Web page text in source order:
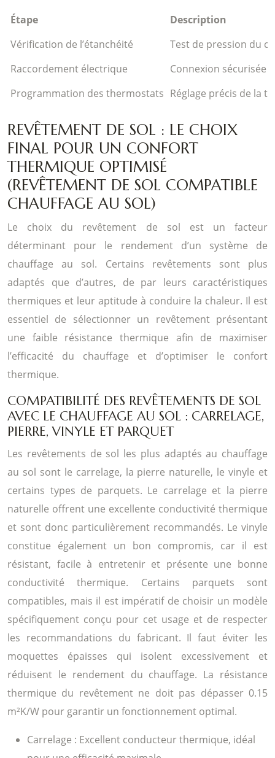
Étape
Description
Vérification de l’étanchéité
Test de pression du
Raccordement électrique
Connexion sécurisée
Programmation des thermostats Réglage précis de la
REVÊTEMENT DE SOL : LE CHOIX
FINAL POUR UN CONFORT
THERMIQUE OPTIMISÉ
(REVÊTEMENT DE SOL COMPATIBLE
CHAUFFAGE AU SOL)
Le choix du revêtement de sol est un facteur
déterminant pour le rendement d’un système de
chauffage au sol. Certains revêtements sont plus
adaptés que d’autres, de par leurs caractéristiques
thermiques et leur aptitude à conduire la chaleur. Il est
essentiel de sélectionner un revêtement présentant
une faible résistance thermique afin de maximiser
l’efficacité du chauffage et d’optimiser le confort
thermique.
COMPATIBILITÉ DES REVÊTEMENTS DE SOL
AVEC LE CHAUFFAGE AU SOL : CARRELAGE,
PIERRE, VINYLE ET PARQUET
Les revêtements de sol les plus adaptés au chauffage
au sol sont le carrelage, la pierre naturelle, le vinyle et
certains types de parquets. Le carrelage et la pierre
naturelle offrent une excellente conductivité thermique
et sont donc particulièrement recommandés. Le vinyle
constitue également un bon compromis, car il est
résistant, facile à entretenir et présente une bonne
conductivité thermique. Certains parquets sont
compatibles, mais il est impératif de choisir un modèle
spécifiquement conçu pour cet usage et de respecter
les recommandations du fabricant. Il faut éviter les
moquettes épaisses qui isolent excessivement et
réduisent le rendement du chauffage. La résistance
thermique du revêtement ne doit pas dépasser 0.15
m²K/W pour garantir un fonctionnement optimal.
Carrelage : Excellent conducteur thermique, idéal